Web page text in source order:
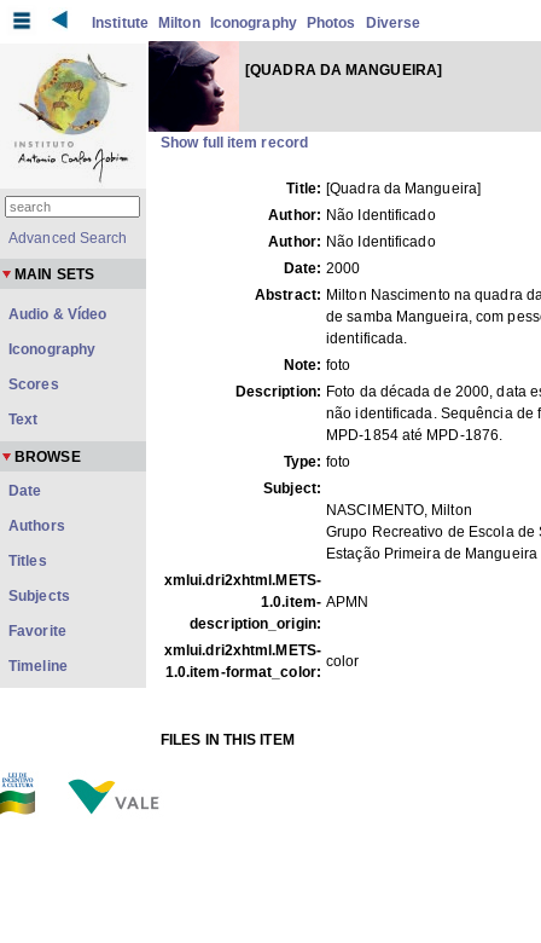
Institute Milton Iconography Photos Diverse
[QUADRA DA MANGUEIRA]
Show full item record
Title: [Quadra da Mangueira]
Author: Não Identificado
Author: Não Identificado
Date: 2000
Abstract: Milton Nascimento na quadra
de samba Mangueira, com
identificada.
Note: foto
Description: Foto da década de 2000, data
não identificada. Sequência de
MPD-1854 até MPD-1876.
Type: foto
Subject:
NASCIMENTO, Milton
Grupo Recreativo de Escola de
Estação Primeira de Mangueira
xmlui.dri2xhtml.METS-
1.0.item-
description_origin:
APMN
xmlui.dri2xhtml.METS-
1.0.item-format_color:
color
FILES IN THIS ITEM
Advanced Search
MAIN SETS
Audio & Vídeo
Iconography
Scores
Text
BROWSE
Date
Authors
Titles
Subjects
Favorite
Timeline